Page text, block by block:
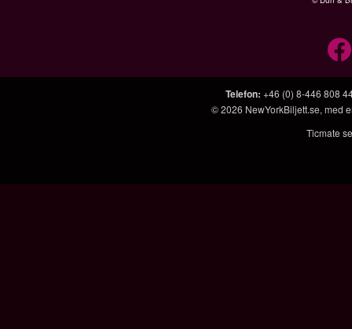
Telefon: +46 (0) 8-446 808
© 2026 NewYorkBiljett.se, med
Ticmate